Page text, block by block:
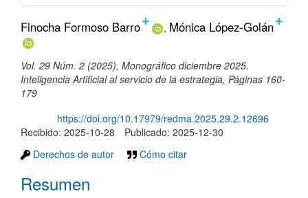
Contenido
principal
del
artículo
Finocha Formoso Barro+ Mónica López-Golán+
Vol. 29 Núm. 2 (2025), Monográfico diciembre 2025.
Inteligencia Artificial al servicio de la estrategia, Páginas 160-
179
https://doi.org/10.17979/redma.2025.29.2.12696
Recibido: 2025-10-28
Publicado: 2025-12-30
Derechos de autor
Cómo citar
Resumen